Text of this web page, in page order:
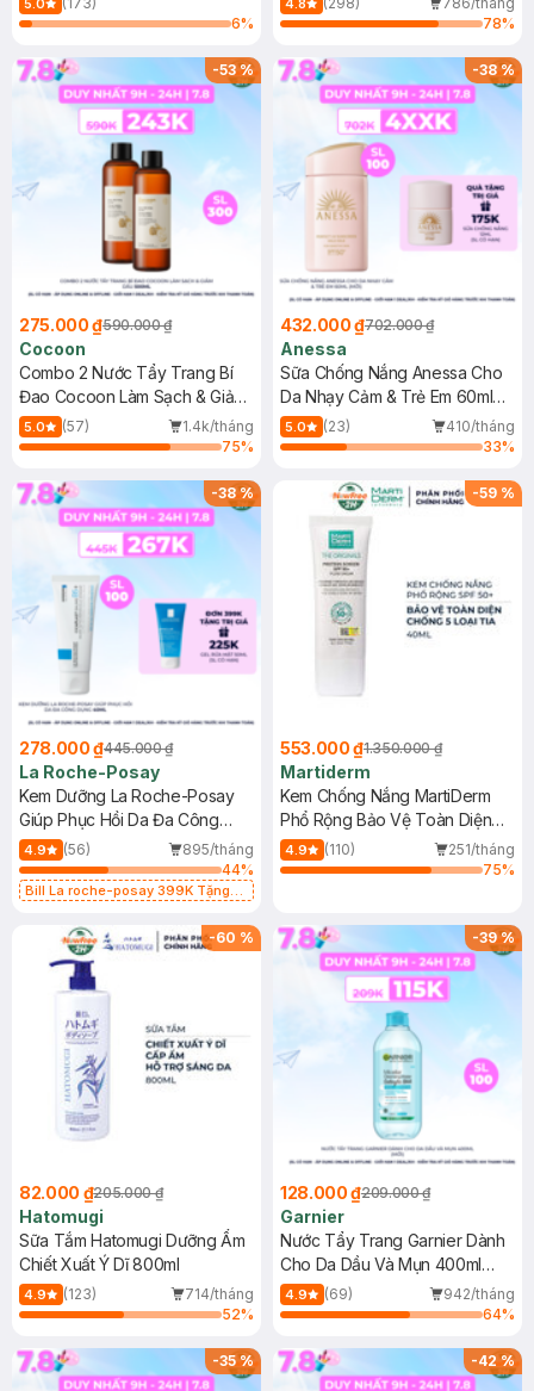
5.0
6%
4.8
78%
-53%
275.000 ₫590.000 ₫
Cocoon
Combo 2 Nước Tẩy Trang Bí
Đao Cocoon Làm Sạch & Giảm
Dầu 500ml
5.0 (57)
1.4k/tháng
75%
-38%
432.000 ₫702.000 ₫
Anessa
Sữa Chống Nắng Anessa Cho
Da Nhạy Cảm & Trẻ Em 60ml
(Mới)
5.0 (23)
410/tháng
33%
-38%
278.000 ₫445.000 ₫
La Roche-Posay
Kem Dưỡng La Roche-Posay
Giúp Phục Hồi Da Đa Công
Dụng 40ml
4.9 (56)
895/tháng
44%
Bill La roche-posay 399K Tặng
(SL có hạn)
-59 %
553.000 ₫1.350.000 ₫
Martiderm
Kem Chống Nắng MartiDerm
Phổ Rộng Bảo Vệ Toàn Diện
40ml
4.9 (110)
251/tháng
75%
-60 %
82.000 ₫205.000 ₫
Hatomugi
Sữa Tắm Hatomugi Dưỡng Ẩm
Chiết Xuất Ý Dĩ 800ml
4.9 (123)
714/tháng
52%
-39%
128.000 ₫209.000 ₫
Garnier
Nước Tẩy Trang Garnier Dành
Cho Da Dầu Và Mụn 400ml
(Mới)
4.9 (69)
942/tháng
64%
-35% -42%